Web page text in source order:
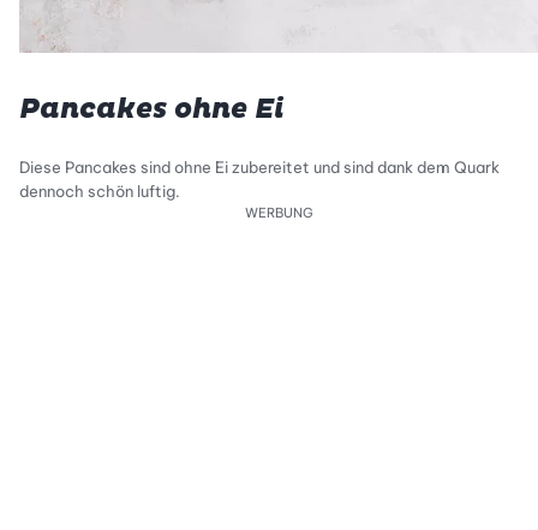
Pancakes ohne Ei
Diese Pancakes sind ohne Ei zubereitet und sind dank dem Quark
dennoch schön luftig.
WERBUNG